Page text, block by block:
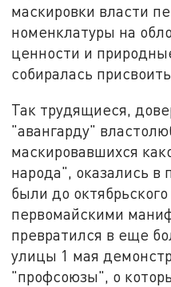
маскировки власти
номенклатуры на
ценности и
собиралась
Так трудящиеся,
"авангарду"
маскировавшихся
народа", оказались
были до
первомайскими
превратился в еще
улицы 1 мая
"профсоюзы", о